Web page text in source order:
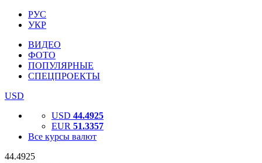
РУС
УКР
ВИДЕО
ФОТО
ПОПУЛЯРНЫЕ
СПЕЦПРОЕКТЫ
USD
USD 44.4925
EUR 51.3357
Все курсы валют
44.4925